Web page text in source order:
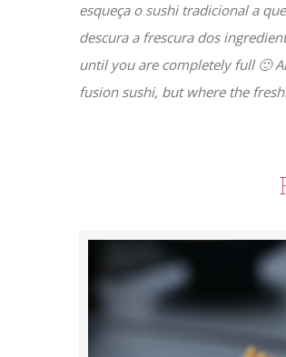
esqueça o sushi tradicional a
descura a frescura dos
until you are completely full 🙂
fusion sushi, but where the